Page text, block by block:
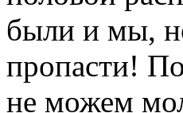
были и мы,
пропасти!
не можем